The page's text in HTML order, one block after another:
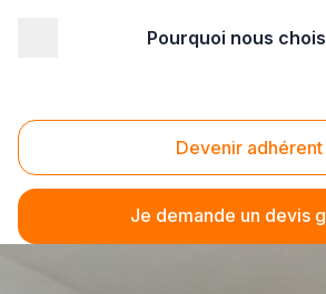
Pourquoi nous
Devenir adhérent
Je demande un devis